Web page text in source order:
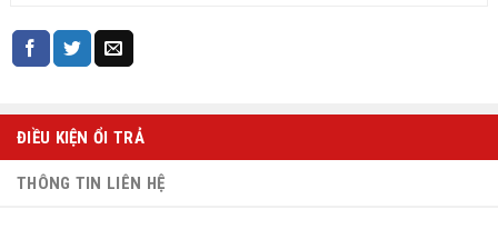
ĐIỀU KIỆN ỔI TRẢ
THÔNG TIN LIÊN HỆ